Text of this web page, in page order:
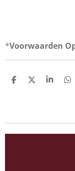
*Voorwaarden
D
D
S
D